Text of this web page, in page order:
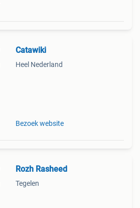
Catawiki
Heel Nederland
Bezoek website
Rozh Rasheed
Tegelen